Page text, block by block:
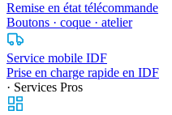
Remise en état télécommande
Boutons · coque · atelier
Service mobile IDF
Prise en charge rapide en IDF
· Services Pros